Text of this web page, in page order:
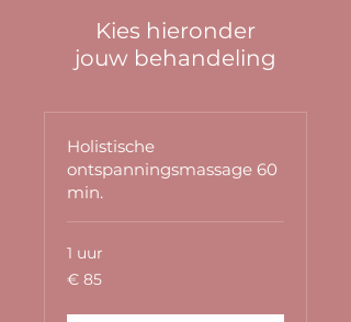
Kies hieronder
jouw behandeling
Holistische
ontspanningsmassage 60
min.
1 uur
85
euro
€ 85